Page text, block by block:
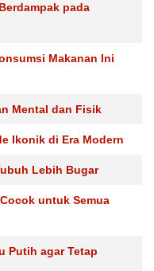
pada
Makanan Ini
Mental dan Fisik
Ikonik di Era Modern
Lebih Bugar
untuk Semua
Putih agar Tetap